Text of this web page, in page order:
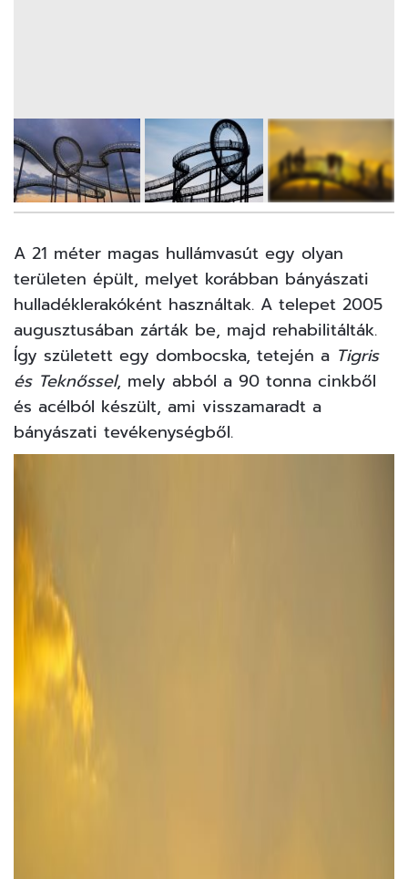
A 21 méter magas hullámvasút egy olyan
területen épült, melyet korábban bányászati
hulladéklerakóként használtak. A telepet 2005
augusztusában zárták be, majd rehabilitálták.
Így született egy dombocska, tetején a Tigris
és Teknőssel, mely abból a 90 tonna cinkből
és acélból készült, ami visszamaradt a
bányászati tevékenységből.